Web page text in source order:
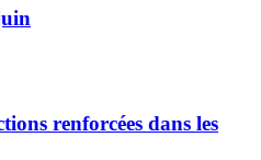
renforcées dans les